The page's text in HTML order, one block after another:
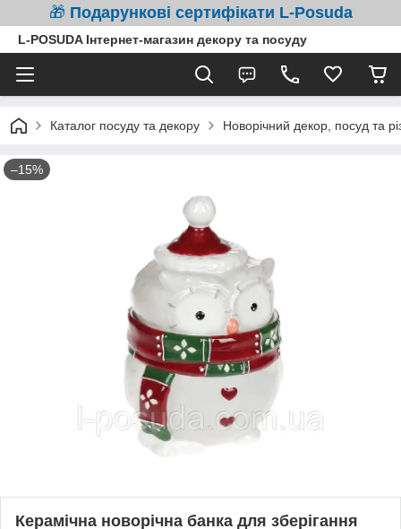
🎁 Подарункові сертифікати L-Posuda
L-POSUDA Інтернет-магазин декору та посуду
Каталог посуду та декору Новорічний декор, посуд та
–15%
Керамічна новорічна банка для зберігання